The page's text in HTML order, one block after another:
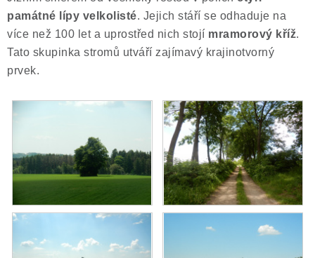
památné lípy velkolisté. Jejich stáří se odhaduje na
více než 100 let a uprostřed nich stojí mramorový kříž.
Tato skupinka stromů utváří zajímavý krajinotvorný
prvek.